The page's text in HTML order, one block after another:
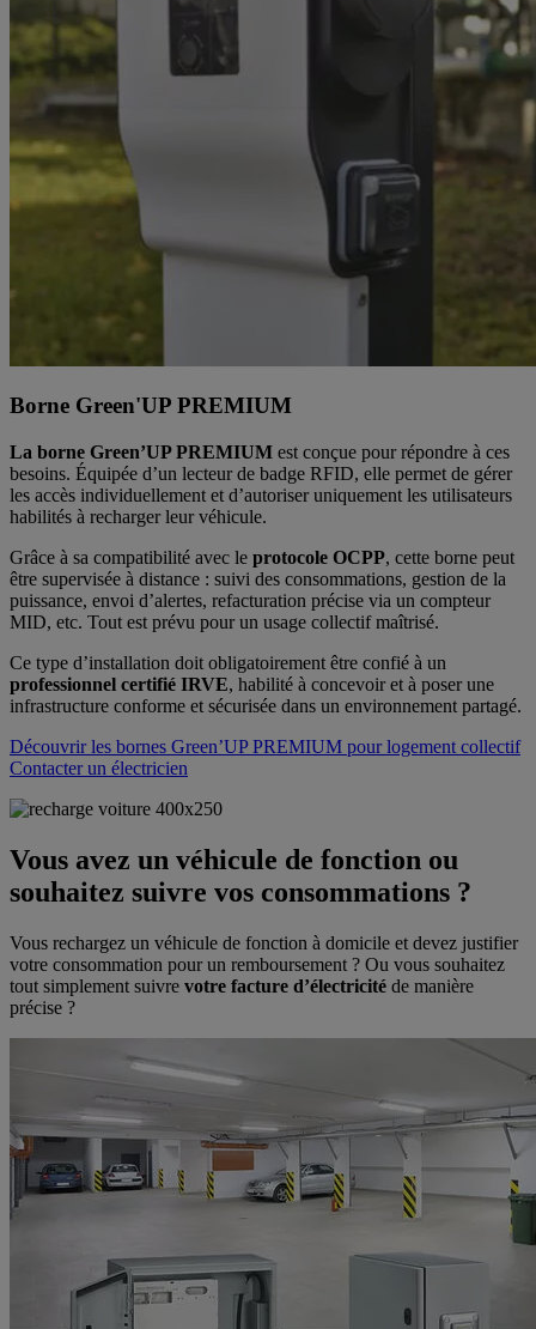
Borne Green'UP PREMIUM
La borne Green’UP PREMIUM est conçue pour répondre à ces
besoins. Équipée d’un lecteur de badge RFID, elle permet de gérer
les accès individuellement et d’autoriser uniquement les utilisateurs
habilités à recharger leur véhicule.
Grâce à sa compatibilité avec le protocole OCPP, cette borne peut
être supervisée à distance : suivi des consommations, gestion de la
puissance, envoi d’alertes, refacturation précise via un compteur
MID, etc. Tout est prévu pour un usage collectif maîtrisé.
Ce type d’installation doit obligatoirement être confié à un
professionnel certifié IRVE, habilité à concevoir et à poser une
infrastructure conforme et sécurisée dans un environnement partagé.
Découvrir les bornes Green’UP PREMIUM pour logement collectif
Contacter un électricien
Vous avez un véhicule de fonction ou
souhaitez suivre vos consommations ?
Vous rechargez un véhicule de fonction à domicile et devez justifier
votre consommation pour un remboursement ? Ou vous souhaitez
tout simplement suivre votre facture d’électricité de manière
précise ?